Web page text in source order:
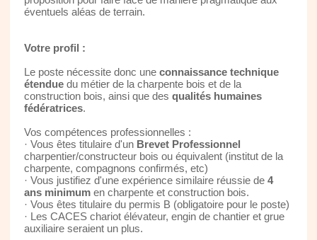
éventuels aléas de terrain.
Votre profil :
Le poste nécessite donc une connaissance technique
étenduedu métier de la charpente bois et de la
construction bois, ainsi que des qualités humaines
fédératrices.
Vos compétences professionnelles :
· Vous êtes titulaire d'un Brevet Professionnel
charpentier/constructeur bois ou équivalent (institut de la
charpente, compagnons confirmés, etc)
· Vous justifiez d'une expérience similaire réussie de 4
ans minimumen charpente et construction bois.
· Vous êtes titulaire du permis B (obligatoire pour le poste)
· Les CACES chariot élévateur, engin de chantier et grue
auxiliaire seraient un plus.